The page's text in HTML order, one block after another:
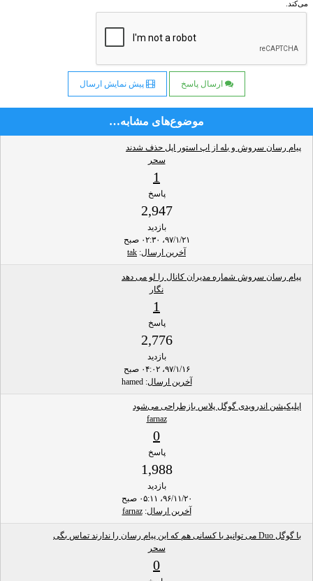
می‌کند.
ارسال پاسخ پیش نمایش ارسال
موضوع‌های مشابه…
پیام رسان سروش و بله از اپ استور اپل حذف شدند
سحر
1
پاسخ
2,947
بازدید
۹۷/۱/۲۱، ۰۲:۳۰ صبح
آخرین ارسال:
tak
پیام رسان سروش شماره مدیران کانال را لو می دهد
نگار
1
پاسخ
2,776
بازدید
۹۷/۱/۱۶، ۰۴:۰۲ صبح
آخرین ارسال: hamed
اپلیکیشن اندرویدی گوگل پلاس بازطراحی می‌شود
farnaz
0
پاسخ
1,988
بازدید
۹۶/۱۱/۲۰، ۰۵:۱۱ صبح
آخرین ارسال:
farnaz
با گوگل Duo می توانید با کسانی هم که این پیام رسان را ندارند تماس بگی
سحر
0